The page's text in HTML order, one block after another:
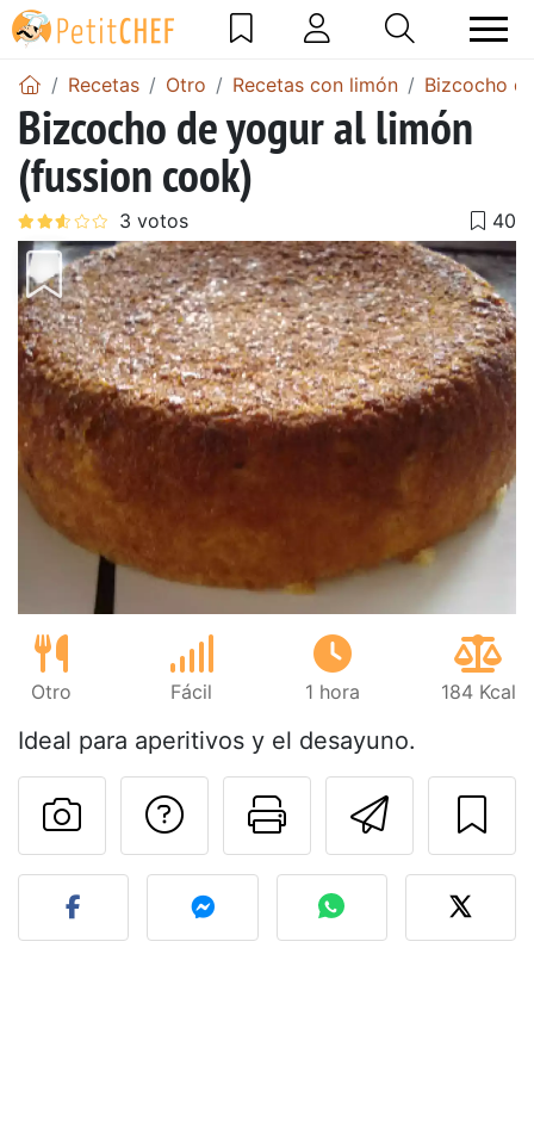
Recetas Otro Recetas con limón Bizcocho
Bizcocho de yogur al limón
(fussion cook)
Otro Fácil 1 hora 184 Kcal
Ideal para aperitivos y el desayuno.
Imprimir
Preguntar al autor
Publicar la foto de esta